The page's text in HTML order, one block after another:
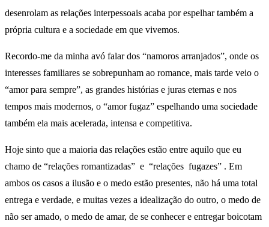
desenrolam as relações interpessoais acaba por espelhar também a
própria cultura e a sociedade em que vivemos.
Recordo-me da minha avó falar dos “namoros arranjados”, onde os
interesses familiares se sobrepunham ao romance, mais tarde veio o
“amor para sempre”, as grandes histórias e juras eternas e nos
tempos mais modernos, o “amor fugaz” espelhando uma sociedade
também ela mais acelerada, intensa e competitiva.
Hoje sinto que a maioria das relações estão entre aquilo que eu
chamo de “relações romantizadas” e “relações fugazes” . Em
ambos os casos a ilusão e o medo estão presentes, não há uma total
entrega e verdade, e muitas vezes a idealização do outro, o medo de
não ser amado, o medo de amar, de se conhecer e entregar boicotam